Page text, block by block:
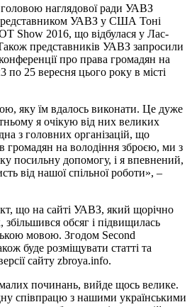
головою наглядової ради УАВЗ
УАВЗ у США Тоні
Show 2016, що відбулася у Лас-
представників УАВЗ запросили
про права громадян на
по 25 вересня цього року в місті
яку їм вдалось виконати. Це дуже
я очікую від них великих
з головних організацій, що
громадян на володіння зброєю, ми з
посильну допомогу, і я впевнений,
від нашої спільної роботи», –
що на сайті УАВЗ, який щорічно
збільшився обсяг і підвищилась
мовою. Згодом Second
буде розміщувати статті та
сайту zbroya.info.
починань, вийде щось велике.
співпрацю з нашими українськими